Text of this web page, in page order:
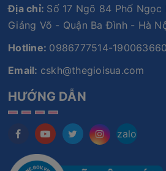
Địa chỉ: Số 17 Ngõ 84 Phố Ngọc
Giảng Võ - Quận Ba Đình - Hà
Hotline: 0986777514-
Email: cskh@thegioisua.com
HƯỚNG DẪN
zalo